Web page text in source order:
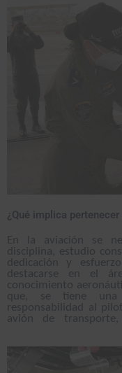
¿Qué implica
En la aviación se
disciplina, estudio
dedicación y
destacarse en el
conocimiento aeronáutico.
que, se tiene una
responsabilidad al
avión de transporte,
tienes sobre tus
vida de la tripulación
menor que
operación de vuelo
todas las personas que
contigo y confían
despegará y